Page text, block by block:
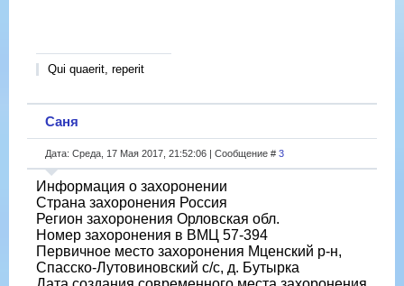
Qui quaerit, reperit
Саня
Дата: Среда, 17 Мая 2017, 21:52:06 | Сообщение # 3
Информация о захоронении
Страна захоронения Россия
Регион захоронения Орловская обл.
Номер захоронения в ВМЦ 57-394
Первичное место захоронения Мценский р-н,
Спасско-Лутовиновский с/с, д. Бутырка